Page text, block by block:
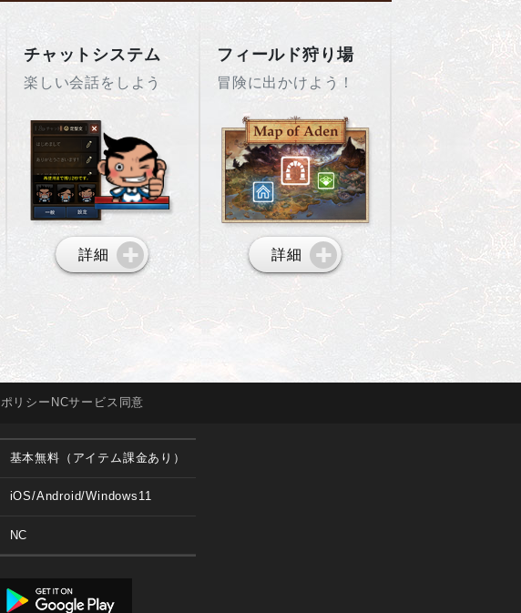
チャットシステム
楽しい会話をしよう
詳細
フィールド狩り場
冒険に出かけよう！
詳細
ポリシー NCサービス 同意
基本無料（アイテム課金あり）
iOS/Android/Windows11
NC